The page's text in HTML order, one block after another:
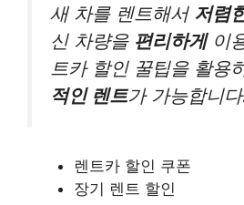
새 차를 렌트해서 저렴
신 차량을 편리하게이
트카 할인 꿀팁을 활용
적인 렌트가 가능합니
렌트카 할인 쿠폰
장기 렌트 할인